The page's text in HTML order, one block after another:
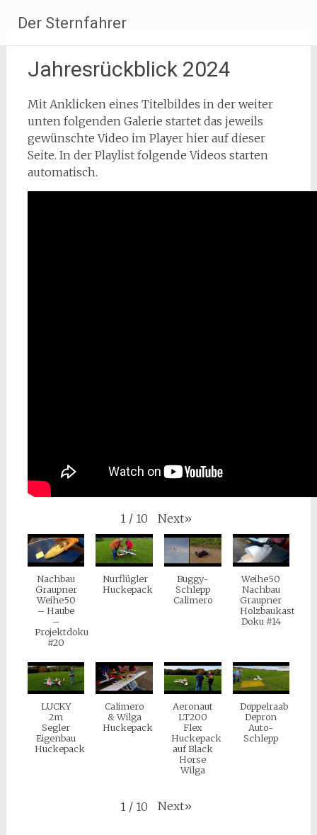
Inhalt
springen
Der Sternfahrer
Jahresrückblick 2024
Mit Anklicken eines Titelbildes in der weiter
unten folgenden Galerie startet das jeweils
gewünschte Video im Player hier auf dieser
Seite. In der Playlist folgende Videos starten
automatisch.
1 / 10 Next»
Nachbau
Graupner
Weihe50
– Haube
–
Projektdoku
#20
Nurflügler
Huckepack
Buggy-
Schlepp
Calimero
Weihe50
Nachbau
Graupner
Holzbaukasten
Doku #14
LUCKY
2m
Segler
Eigenbau
Huckepack
Calimero
& Wilga
Huckepack
Aeronaut
LT200
Flex
Huckepack
auf Black
Horse
Wilga
Doppelraab
Depron
Auto-
Schlepp
1 / 10 Next»